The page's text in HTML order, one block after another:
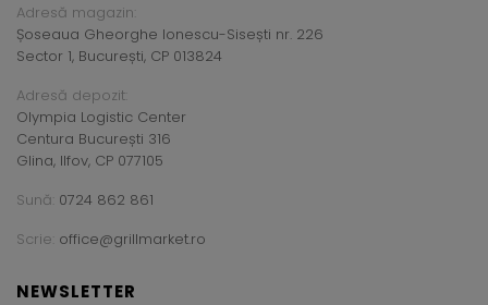
Adresă magazin:
Șoseaua Gheorghe Ionescu-Sisești nr. 226
Sector 1, București, CP 013824
Adresă depozit:
Olympia Logistic Center
Centura București 316
Glina, Ilfov, CP 077105
Sună: 0724 862 861
Scrie: office@grillmarket.ro
NEWSLETTER